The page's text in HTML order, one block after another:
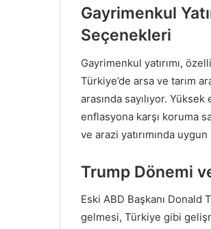
Gayrimenkul
Seçenekleri
Gayrimenkul yatırımı,
Türkiye’de arsa ve tarım
arasında sayılıyor.
enflasyona karşı koruma
ve arazi yatırımında
Trump Dönemi
Eski ABD Başkanı Donald
gelmesi, Türkiye gibi